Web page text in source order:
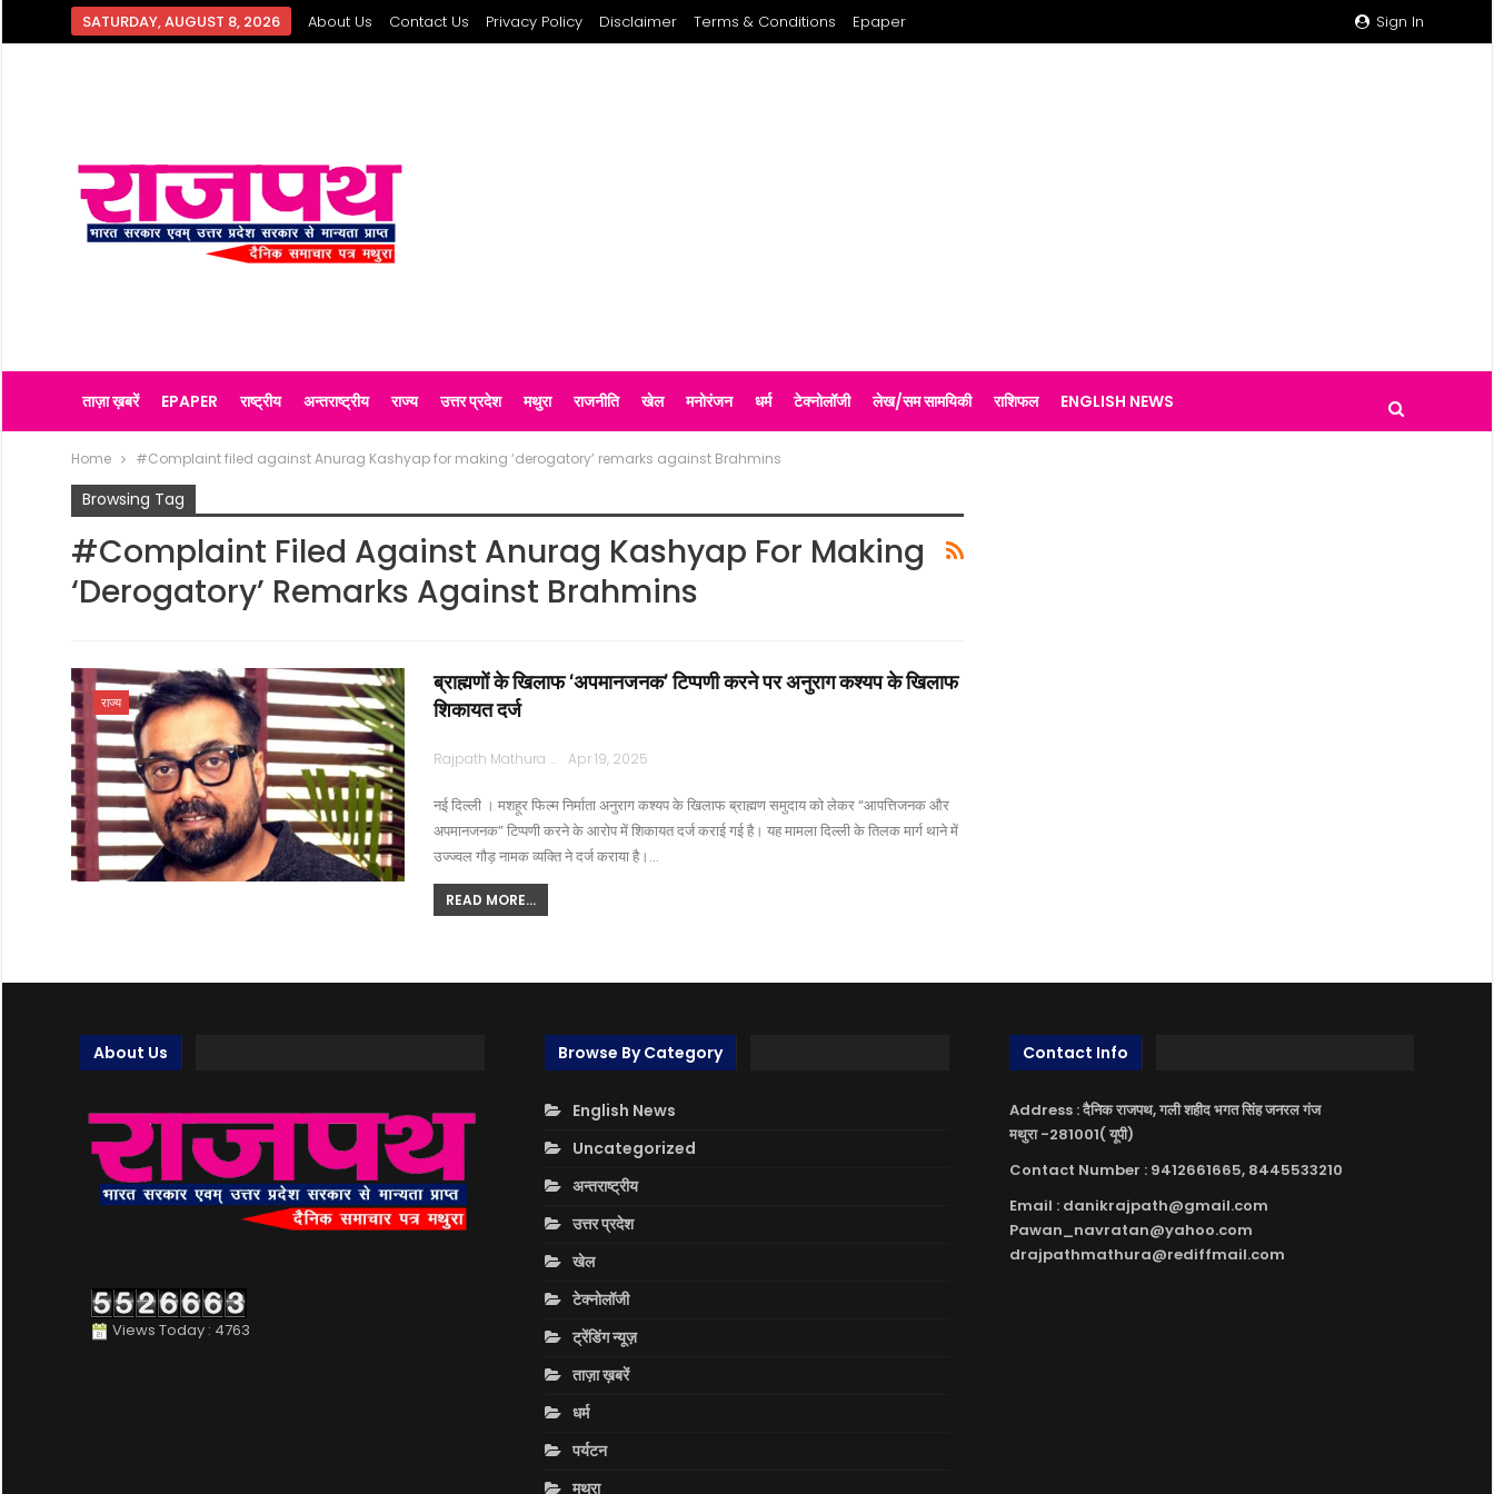
Sign In
SATURDAY, AUGUST 8, 2026 About Us Contact Us Privacy Policy Disclaimer Terms & Conditions Epaper
ताज़ा ख़बरें EPAPER राष्ट्रीय अन्तराष्ट्रीय राज्य उत्तर प्रदेश मथुरा राजनीति खेल मनोरंजन धर्म टेक्नोलॉजी लेख/सम सामयिकी राशिफल ENGLISH NEWS
Home #Complaint filed against Anurag Kashyap for making ‘derogatory’ remarks against Brahmins
Browsing Tag
#Complaint Filed Against Anurag Kashyap For Making
‘derogatory’ Remarks Against Brahmins
राज्य
ब्राह्मणों के खिलाफ ‘अपमानजनक’ टिप्पणी करने पर अनुराग कश्यप के खिलाफ
शिकायत दर्ज
Rajpath Mathura Apr 19, 2025
नई दिल्ली । मशहूर फिल्म निर्माता अनुराग कश्यप के खिलाफ ब्राह्मण समुदाय को लेकर “आपत्तिजनक और
अपमानजनक” टिप्पणी करने के आरोप में शिकायत दर्ज कराई गई है। यह मामला दिल्ली के तिलक मार्ग थाने में
उज्ज्वल गौड़ नामक व्यक्ति ने दर्ज कराया है।…
READ MORE...
About Us
Views Today : 4763
Browse By Category
English News
Uncategorized
अन्तराष्ट्रीय
उत्तर प्रदेश
खेल
टेक्नोलॉजी
ट्रेंडिंग न्यूज़
ताज़ा ख़बरें
धर्म
पर्यटन
मथुरा
Contact Info
Address : दैनिक राजपथ, गली शहीद भगत सिंह जनरल गंज
मथुरा -281001( यूपी)
Contact Number : 9412661665, 8445533210
Email : danikrajpath@gmail.com
Pawan_navratan@yahoo.com
drajpathmathura@rediffmail.com